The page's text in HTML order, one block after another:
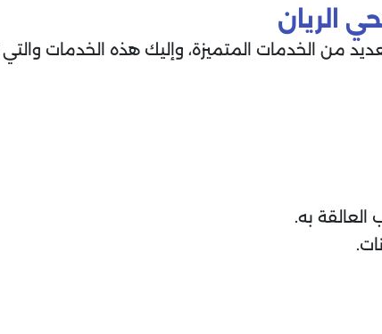
الريان
من الخدمات المتميزة، وإليك هذه الخدمات والتي
به.